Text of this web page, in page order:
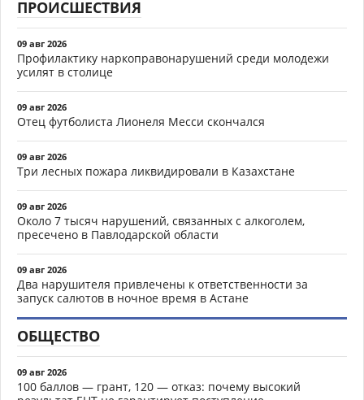
ПРОИСШЕСТВИЯ
09 авг 2026
Профилактику наркоправонарушений среди молодежи
усилят в столице
09 авг 2026
Отец футболиста Лионеля Месси скончался
09 авг 2026
Три лесных пожара ликвидировали в Казахстане
09 авг 2026
Около 7 тысяч нарушений, связанных с алкоголем,
пресечено в Павлодарской области
09 авг 2026
Два нарушителя привлечены к ответственности за
запуск салютов в ночное время в Астане
ОБЩЕСТВО
09 авг 2026
100 баллов — грант, 120 — отказ: почему высокий